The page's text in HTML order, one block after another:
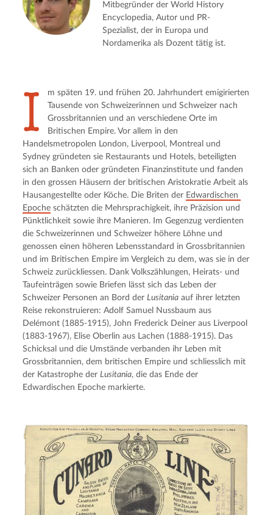
Mitbegründer der World History
Encyclopedia, Autor und PR-
Spezialist, der in Europa und
Nordamerika als Dozent tätig ist.
I
m späten 19. und frühen 20. Jahrhundert emigirierten
Tausende von Schweizerinnen und Schweizer nach
Grossbritannien und an verschiedene Orte im
Britischen Empire. Vor allem in den
Handelsmetropolen London, Liverpool, Montreal und
Sydney gründeten sie Restaurants und Hotels, beteiligten
sich an Banken oder gründeten Finanzinstitute und fanden
in den grossen Häusern der britischen Aristokratie Arbeit als
Hausangestellte oder Köche. Die Briten der Edwardischen
Epoche schätzten die Mehrsprachigkeit, ihre Präzision und
Pünktlichkeit sowie ihre Manieren. Im Gegenzug verdienten
die Schweizerinnen und Schweizer höhere Löhne und
genossen einen höheren Lebensstandard in Grossbritannien
und im Britischen Empire im Vergleich zu dem, was sie in der
Schweiz zurückliessen. Dank Volkszählungen, Heirats- und
Taufeinträgen sowie Briefen lässt sich das Leben der
Schweizer Personen an Bord der Lusitania auf ihrer letzten
Reise rekonstruieren: Adolf Samuel Nussbaum aus
Delémont (1885-1915), John Frederick Deiner aus Liverpool
(1883-1967), Elise Oberlin aus Lachen (1888-1915). Das
Schicksal und die Umstände verbanden ihr Leben mit
Grossbritannien, dem britischen Empire und schliesslich mit
der Katastrophe der Lusitania, die das Ende der
Edwardischen Epoche markierte.